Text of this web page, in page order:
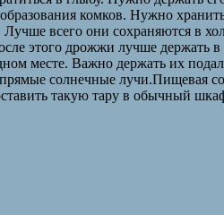
комков. Нужно
всего они сохраняются в
этого дрожжи лучше
месте. Важно держать их
солнечные лучи.Пищевая
такую тару в обычный